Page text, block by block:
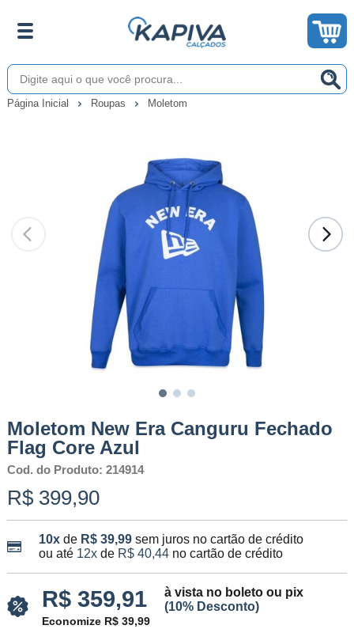
Página Inicial Roupas Moletom
Moletom New Era Canguru Fechado
Flag Core Azul
Cod. do Produto: 214914
R$ 399,90
10xde R$ 39,99 sem juros no cartão de crédito
ou até 12xde R$ 40,44no cartão de crédito
R$ 359,91
à vista no boleto ou pix
(10% Desconto)
Economize R$ 39,99